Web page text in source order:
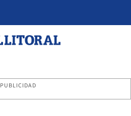
PUBLICIDAD